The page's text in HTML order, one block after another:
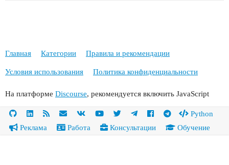
Главная Категории Правила и рекомендации
Условия использования Политика конфиденциальности
На платформе Discourse, рекомендуется включить JavaScript
Python
Реклама
Работа Консультации Обучение